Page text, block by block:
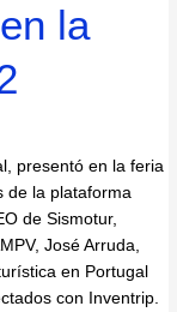
la
presentó en la feria
de la plataforma
de Sismotur,
José Arruda,
en Portugal
con Inventrip.